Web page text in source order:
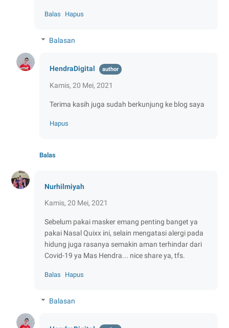
Balas Hapus
Balasan
HendraDigital
Kamis, 20 Mei, 2021
Terima kasih juga sudah berkunjung ke blog saya
Hapus
Balas
Nurhilmiyah
Kamis, 20 Mei, 2021
Sebelum pakai masker emang penting banget ya
pakai Nasal Quixx ini, selain mengatasi alergi pada
hidung juga rasanya semakin aman terhindar dari
Covid-19 ya Mas Hendra... nice share ya, tfs.
Balas Hapus
Balasan